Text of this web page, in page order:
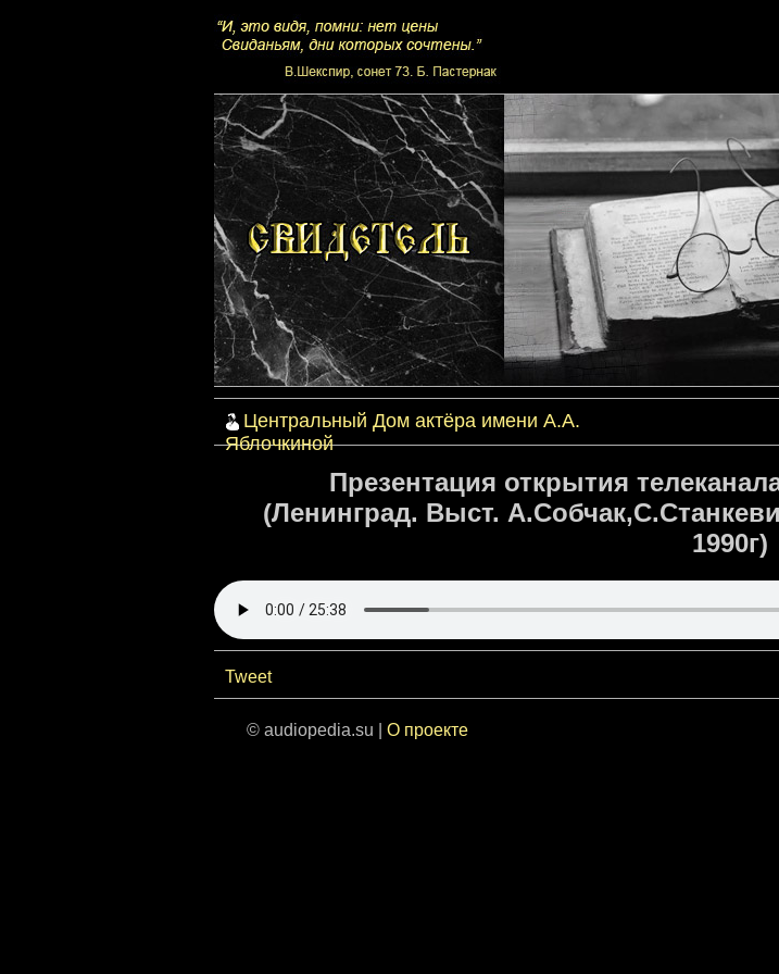
Центральный Дом актёра имени А.А.
Яблочкиной
Презентация открытия
(Ленинград. Выст.
1990г)
Tweet
© audiopedia.su | О проекте